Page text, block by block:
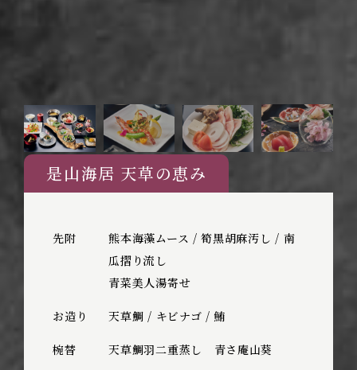
是山海居 天草の恵み
先附
熊本海藻ムース / 筍黒胡麻汚し / 南
瓜摺り流し
青菜美人湯寄せ
お造り 天草鯛 / キビナゴ / 鮪
椀替 天草鯛羽二重蒸し 青さ庵山葵